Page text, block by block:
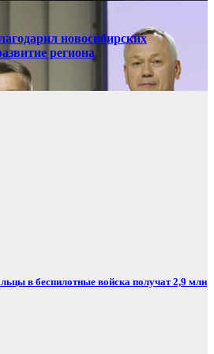
новосибирских
региона
в беспилотные войска получат 2,9 млн